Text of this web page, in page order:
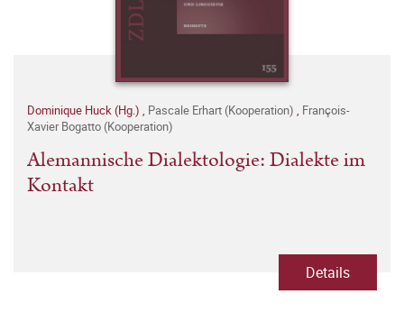
Dominique Huck (Hg.) , Pascale Erhart (Kooperation) , François-
Xavier Bogatto (Kooperation)
Alemannische Dialektologie: Dialekte im
Kontakt
Details